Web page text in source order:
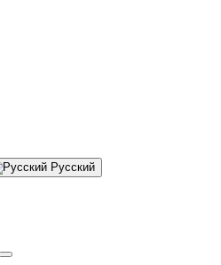
Русский